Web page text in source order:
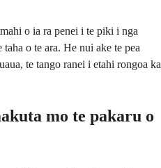
o ia ra penei i te piki i nga
o te ara. He nui ake te pea
te tango ranei i etahi rongoa ka
mo te pakaru o